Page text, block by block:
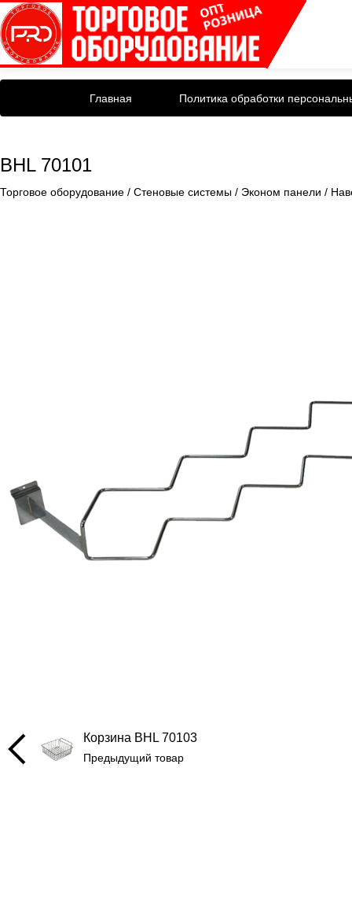
Главная Политика обработки
BHL 70101
Торговое оборудование / Стеновые системы / Эконом панели /
Корзина BHL 70103
Предыдущий товар